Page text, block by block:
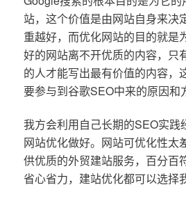
站，这个价值是由网站自身来决
重越好，而优化网站的目的就是
好的网站离不开优质的内容，只
的人才能写出最有价值的内容，
要参与到谷歌SEO中来的原因和
我方会利用自己长期的SEO实践
网站优化做好。网站可优化性太
供优质的外贸建站服务，百分百
省心省力，建站优化都可以选择